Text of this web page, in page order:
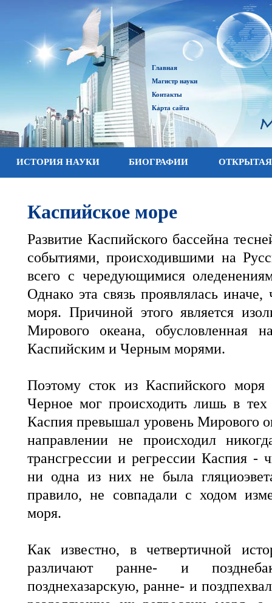
Главная
Магистр науки
Контакты
Карта сайта
ИСТОРИЯ НАУКИ БИОГРАФИИ
Каспийское море
Развитие Каспийского бассейна
событиями, происходившими на
всего с чередующимися
Однако эта связь проявлялась
моря. Причиной этого является
Мирового океана, обусловленная
Каспийским и Черным морями.
Поэтому сток из Каспийского
Черное мог происходить лишь в тех
Каспия превышал уровень Мирового
направлении не происходил
трансгрессии и регрессии Каспия -
ни одна из них не была
правило, не совпадали с ходом
моря.
Как известно, в четвертичной
различают ранне- и
позднехазарскую, ранне- и